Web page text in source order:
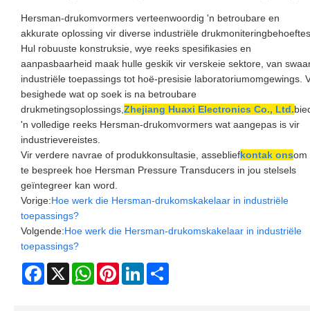
Hersman-drukomvormers verteenwoordig 'n betroubare en
akkurate oplossing vir diverse industriële
Hul robuuste konstruksie, wye reeks spesifikasies en
aanpasbaarheid maak hulle geskik vir verskeie sektore, van
industriële toepassings tot hoë-presisie laboratoriumomgewings.
besighede wat op soek is na betroubare
drukmetingsoplossings, Zhejiang Huaxi Electronics Co., Ltd.
'n volledige reeks Hersman-drukomvormers wat aangepas is vir
industrievereistes.
Vir verdere navrae of produkkonsultasie, assebliefkontak onsom
te bespreek hoe Hersman Pressure Transducers in jou stelsels
geïntegreer kan word.
Vorige:Hoe werk die Hersman-drukomskakelaar in industriële
toepassings?
Volgende:Hoe werk die Hersman-drukomskakelaar in industriële
toepassings?
Facebook
X WhatsAppPinterestLinkedIn